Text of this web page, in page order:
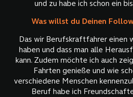
und zu habe ich schon ein
Was willst du Deinen
Das wir Berufskraftfahrer einen
haben und dass man alle
kann. Zudem möchte ich auch
Fahrten genieße und wie
verschiedene Menschen
Beruf habe ich